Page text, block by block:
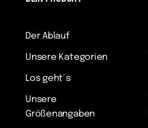
Der Ablauf
Unsere Kategorien
Los geht´s
Unsere
Größenangaben